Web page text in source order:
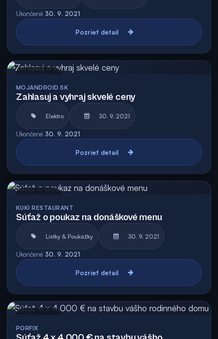
Ukončené 30. 9. 2021
Pozrieť detail
MOJANDROID.SK
Zahlasuj a vyhraj skvelé ceny
Elektro 30. 9. 2021
Ukončené 30. 9. 2021
Pozrieť detail
KUKI RESTAURANT
Súťaž o poukaz na donáškové menu
Lístky & Poukážky 30. 9. 2021
Ukončené 30. 9. 2021
Pozrieť detail
PORFIX